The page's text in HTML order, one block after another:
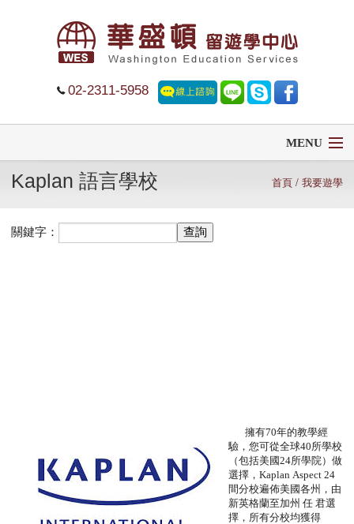
02-2311-5958
MENU
首頁
常見問題
Kaplan 語言學校 首頁/ 我要遊學
關鍵字：
擁有70年的教學經
驗，您可從全球40所學校
（包括美國24所學院）做
選擇，Kaplan Aspect 24
間分校遍佈美國各州，由
新英格蘭至加州 任 君選
擇，所有分校均獲得